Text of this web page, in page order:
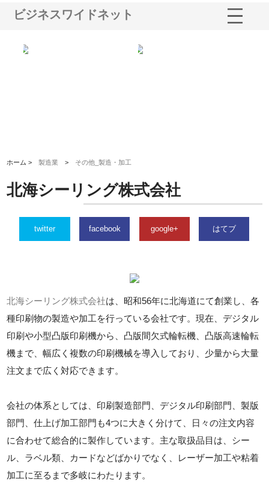
ビジネスワイドネット
ホーム >製造業 > その他_製造・加工
北海シーリング株式会社
twitter facebook google+ はてブ
北海シーリング株式会社は、昭和56年に北海道にて創業し、各
種印刷物の製造や加工を行っている会社です。現在、デジタル
印刷や小型凸版印刷機から、凸版間欠式輪転機、凸版高速輪転
機まで、幅広く複数の印刷機械を導入しており、少量から大量
注文まで広く対応できます。
会社の体系としては、印刷製造部門、デジタル印刷部門、製版
部門、仕上げ加工部門も4つに大きく分けて、日々の注文内容
に合わせて総合的に製作しています。主な取扱品目は、シー
ル、ラベル類、カードなどばかりでなく、レーザー加工や粘着
加工に至るまで多岐にわたります。